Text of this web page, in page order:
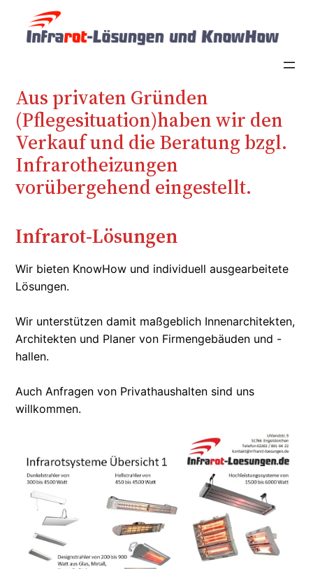
springen
Aus privaten Gründen
(Pflegesituation)haben wir den
Verkauf und die Beratung bzgl.
Infrarotheizungen
vorübergehend eingestellt.
Infrarot-Lösungen
Wir bieten KnowHow und individuell ausgearbeitete
Lösungen.
Wir unterstützen damit maßgeblich Innenarchitekten,
Architekten und Planer von Firmengebäuden und -
hallen.
Auch Anfragen von Privathaushalten sind uns
willkommen.